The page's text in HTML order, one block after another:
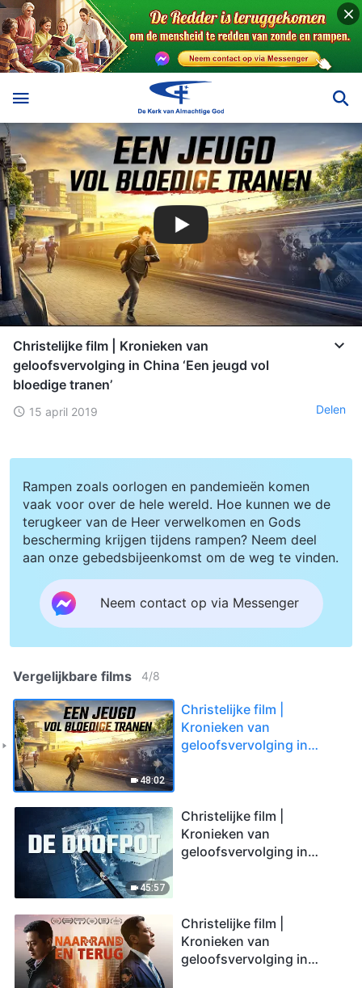
Christelijke film | Kronieken van
geloofsvervolging in China ‘Een jeugd vol
bloedige tranen’
15 april 2019 Delen
Rampen zoals oorlogen en pandemieën komen
vaak voor over de hele wereld. Hoe kunnen we de
terugkeer van de Heer verwelkomen en Gods
bescherming krijgen tijdens rampen? Neem deel
aan onze gebedsbijeenkomst om de weg te vinden.
Neem contact op via Messenger
Vergelijkbare films 4/8
48:02
Christelijke film |
Kronieken van
geloofsvervolging in
45:57
Christelijke film |
Kronieken van
geloofsvervolging in
Christelijke film |
Kronieken van
geloofsvervolging in